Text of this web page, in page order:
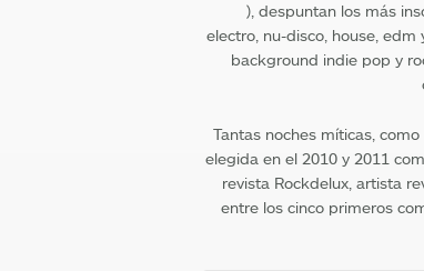
), despuntan los más
electro, nu-disco, house,
background indie pop y
Tantas noches míticas,
elegida en el 2010 y 2011
revista Rockdelux, artista
entre los cinco primeros